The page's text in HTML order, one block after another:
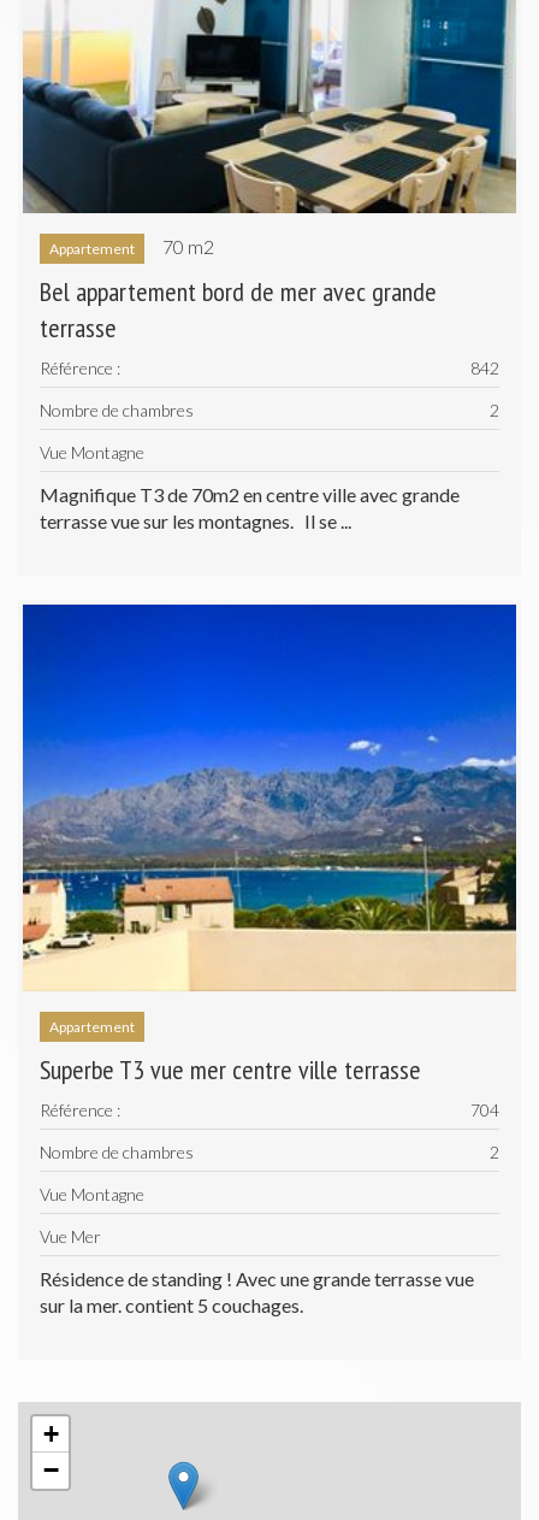
Appartement 70 m2
Bel appartement bord de mer avec grande
terrasse
Référence : 842
Nombre de chambres 2
Vue Montagne
Magnifique T3 de 70m2 en centre ville avec grande
terrasse vue sur les montagnes. Il se ...
Appartement
Superbe T3 vue mer centre ville terrasse
Référence : 704
Nombre de chambres 2
Vue Montagne
Vue Mer
Résidence de standing ! Avec une grande terrasse vue
sur la mer. contient 5 couchages.
+
−